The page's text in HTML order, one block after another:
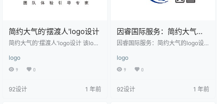
简约大气的'摆渡人'logo设计
简约大气的'摆渡人'logo设计 该logo
洁大气，字体采用行书风格，具有
浓厚的书法艺术气息。'摆渡人'三个
字'摆渡人'位于大字的右上角，形成
logo
9 0
92设计 1 年前
因睿国际服务：简约大气的
logo设计
因睿国际服务：简约大气的logo设
体风格简洁大气，适合国际化服务
行业。标志由一个蓝色的地球图案
国际化的理念。中文名称“因睿”位于
logo
9 0
92设计 1 年前